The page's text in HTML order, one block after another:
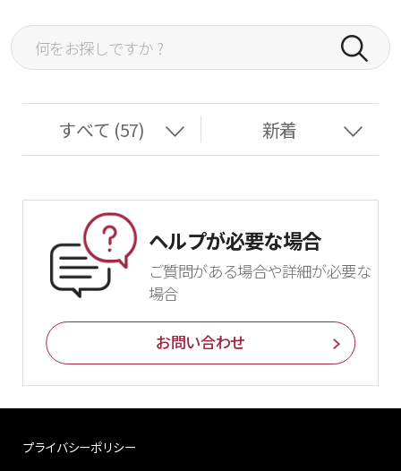
ヘルプが必要な場合
ご質問がある場合や詳細が必要な
場合
お問い合わせ
プライバシーポリシー